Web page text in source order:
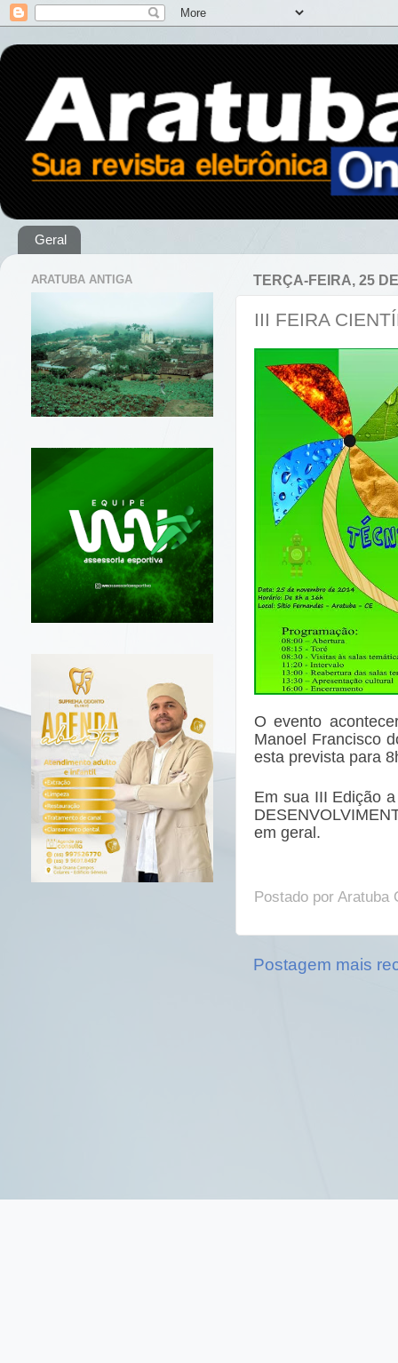
Geral
TERÇA-FEIRA, 25
III FEIRA
O evento
Manoel Francisco
esta prevista para
Em sua III Edição
em geral.
Postado por Aratuba
Postagem mais
ARATUBA ANTIGA